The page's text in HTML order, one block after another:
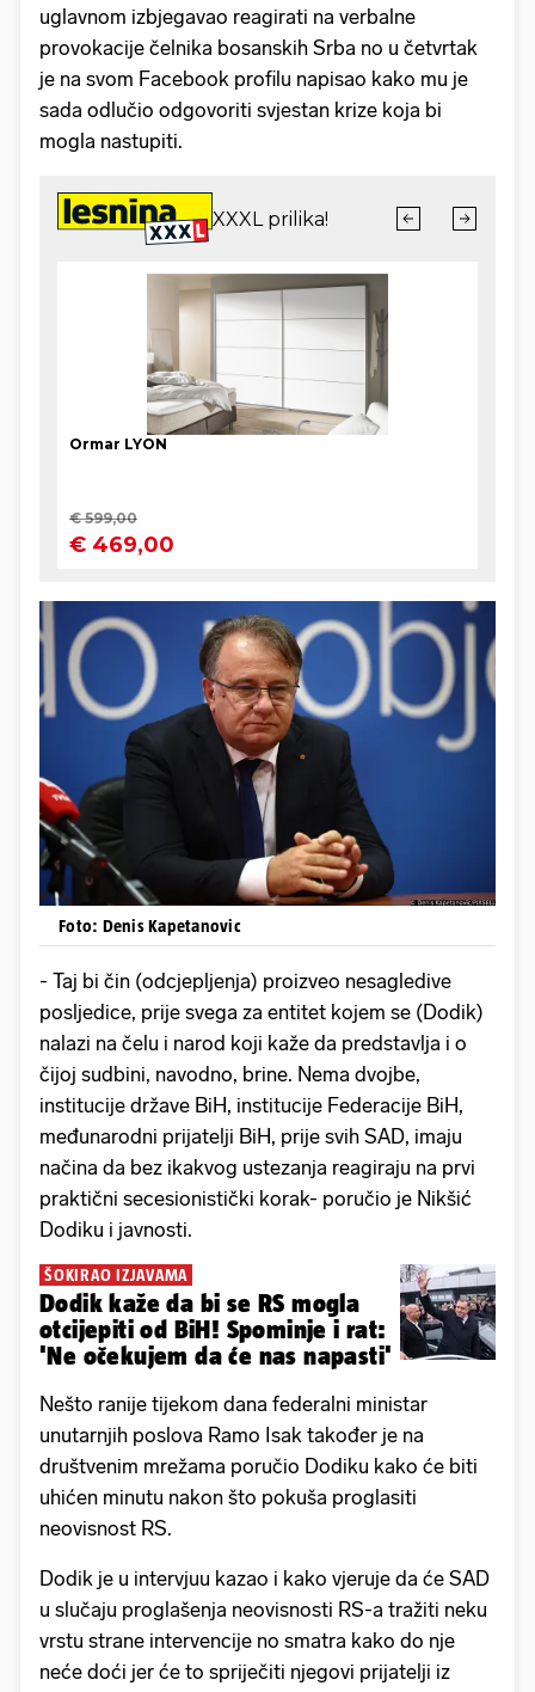
uglavnom izbjegavao reagirati na verbalne
provokacije čelnika bosanskih Srba no u četvrtak
je na svom Facebook profilu napisao kako mu je
sada odlučio odgovoriti svjestan krize koja bi
mogla nastupiti.
Foto: Denis Kapetanovic
- Taj bi čin (odcjepljenja) proizveo nesagledive
posljedice, prije svega za entitet kojem se (Dodik)
nalazi na čelu i narod koji kaže da predstavlja i o
čijoj sudbini, navodno, brine. Nema dvojbe,
institucije države BiH, institucije Federacije BiH,
međunarodni prijatelji BiH, prije svih SAD, imaju
načina da bez ikakvog ustezanja reagiraju na prvi
praktični secesionistički korak- poručio je Nikšić
Dodiku i javnosti.
ŠOKIRAO IZJAVAMA
Dodik kaže da bi se RS mogla
otcijepiti od BiH! Spominje i rat:
'Ne očekujem da će nas napasti'
Nešto ranije tijekom dana federalni ministar
unutarnjih poslova Ramo Isak također je na
društvenim mrežama poručio Dodiku kako će biti
uhićen minutu nakon što pokuša proglasiti
neovisnost RS.
Dodik je u intervjuu kazao i kako vjeruje da će SAD
u slučaju proglašenja neovisnosti RS-a tražiti neku
vrstu strane intervencije no smatra kako do nje
neće doći jer će to spriječiti njegovi prijatelji iz